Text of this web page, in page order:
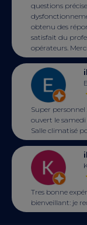
questions
obtenu des
satisfait du
opérateurs. Merci.
Super
ouvert le samedi
Salle climatisé
Tres bonne
bienveillant: je